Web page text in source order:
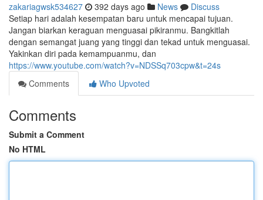
zakariagwsk534627 392 days ago News
Discuss
Setiap hari adalah kesempatan baru untuk mencapai tujuan.
Jangan biarkan keraguan menguasai pikiranmu. Bangkitlah
dengan semangat juang yang tinggi dan tekad untuk menguasai.
Yakinkan diri pada kemampuanmu, dan
https://www.youtube.com/watch?v=NDSSq703cpw&t=24s
Comments
Who Upvoted
Comments
Submit a Comment
No HTML